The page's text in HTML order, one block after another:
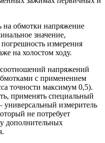
на обмотки напряжение
значение,
погрешность измерения
на холостом ходу.
напряжений
с применением
точности максимум 0,5).
применять специальный
измеритель
не потребует
дополнительных